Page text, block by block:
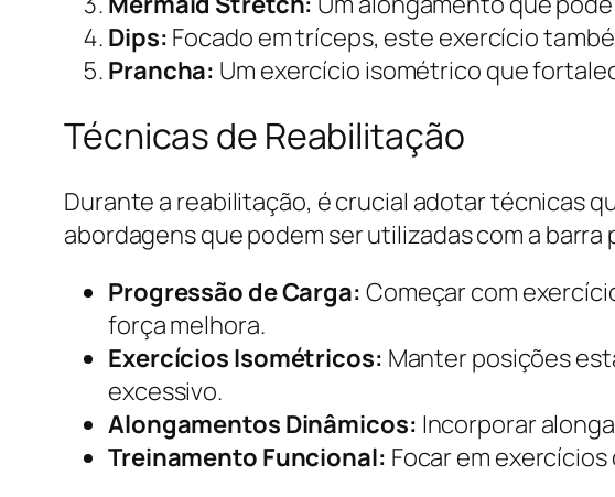
Dips: Focado em tríceps, este exercício
Prancha: Um exercício isométrico que
Técnicas de Reabilitação
Durante a reabilitação, é crucial adotar técnicas
abordagens que podem ser utilizadas com a barra
Progressão de Carga: Começar com
força melhora.
Exercícios Isométricos: Manter posições
excessivo.
Alongamentos Dinâmicos: Incorporar
Treinamento Funcional: Focar em